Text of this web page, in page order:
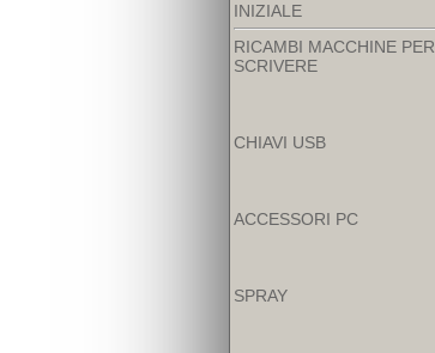
INIZIALE
RICAMBI MACCHINE PER
SCRIVERE
CHIAVI USB
ACCESSORI PC
SPRAY